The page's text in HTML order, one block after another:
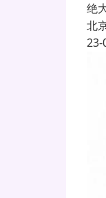
绝
北
23-